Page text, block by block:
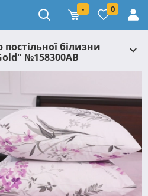
- 0
постільної білизни
№158300AB